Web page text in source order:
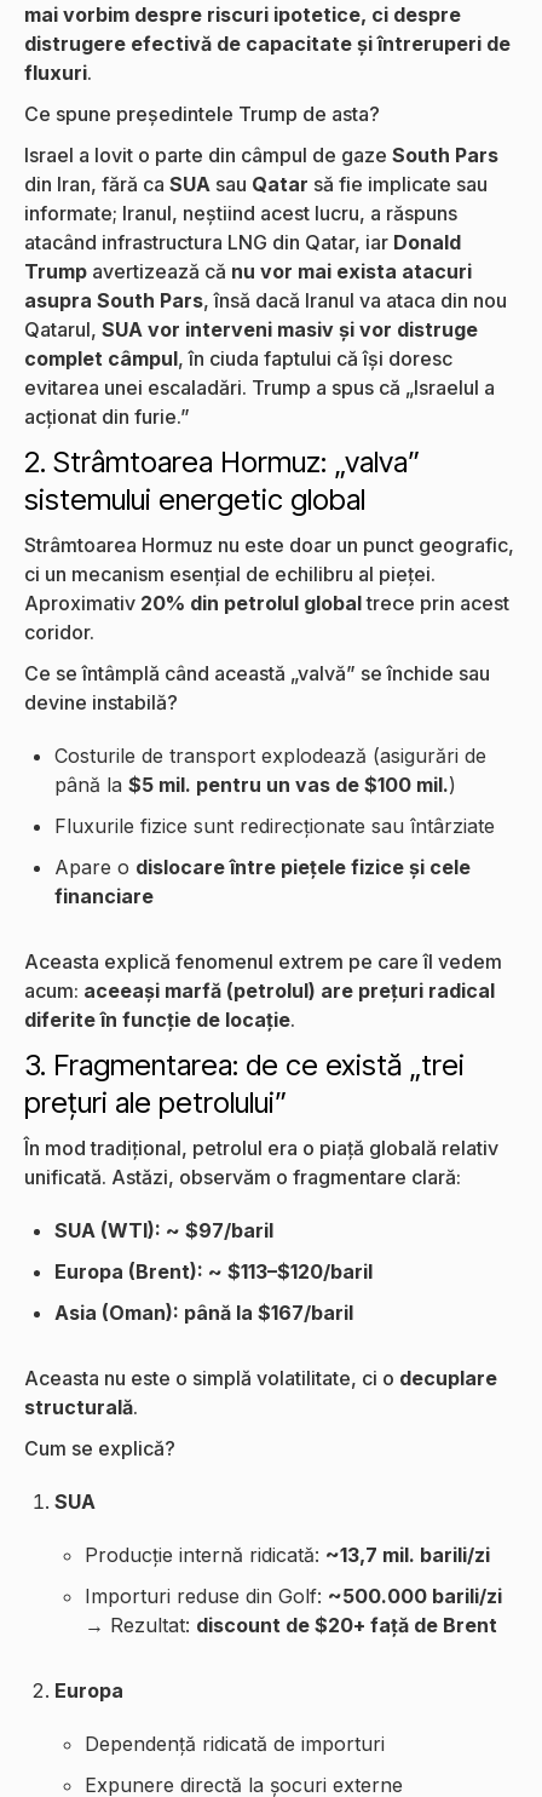
mai vorbim despre riscuri ipotetice, ci despre
distrugere efectivă de capacitate și întreruperi de
fluxuri.
Ce spune președintele Trump de asta?
Israel a lovit o parte din câmpul de gaze South Pars
din Iran, fără ca SUA sau Qatar să fie implicate sau
informate; Iranul, neștiind acest lucru, a răspuns
atacând infrastructura LNG din Qatar, iar Donald
Trump avertizează că nu vor mai exista atacuri
asupra South Pars, însă dacă Iranul va ataca din nou
Qatarul, SUA vor interveni masiv și vor distruge
complet câmpul, în ciuda faptului că își doresc
evitarea unei escaladări. Trump a spus că „Israelul a
acționat din furie.”
2. Strâmtoarea Hormuz: „valva”
sistemului energetic global
Strâmtoarea Hormuz nu este doar un punct geografic,
ci un mecanism esențial de echilibru al pieței.
Aproximativ 20% din petrolul globaltrece prin acest
coridor.
Ce se întâmplă când această „valvă” se închide sau
devine instabilă?
Costurile de transport explodează (asigurări de
până la $5 mil. pentru un vas de $100 mil.)
Fluxurile fizice sunt redirecționate sau întârziate
Apare o dislocare între piețele fizice și cele
financiare
Aceasta explică fenomenul extrem pe care îl vedem
acum: aceeași marfă (petrolul) are prețuri radical
diferite în funcție de locație.
3. Fragmentarea: de ce există „trei
prețuri ale petrolului”
În mod tradițional, petrolul era o piață globală relativ
unificată. Astăzi, observăm o fragmentare clară:
SUA (WTI): ~ $97/baril
Europa (Brent): ~ $113–$120/baril
Asia (Oman): până la $167/baril
Aceasta nu este o simplă volatilitate, ci o decuplare
structurală.
Cum se explică?
SUA
Producție internă ridicată: ~13,7 mil. barili/zi
Importuri reduse din Golf: ~500.000 barili/zi
→ Rezultat: discount de $20+ față de Brent
Europa
Dependență ridicată de importuri
Expunere directă la șocuri externe